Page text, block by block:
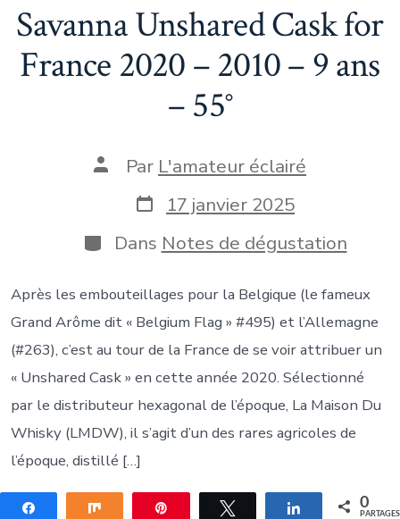
Savanna Unshared Cask for
France 2020 – 2010 – 9 ans
– 55°
Auteur
publication
Par L'amateur éclairé
Date
de
publication
17 janvier 2025
Catégories
Dans Notes de dégustation
Après les embouteillages pour la Belgique (le fameux
Grand Arôme dit « Belgium Flag » #495) et l’Allemagne
(#263), c’est au tour de la France de se voir attribuer un
« Unshared Cask » en cette année 2020. Sélectionné
par le distributeur hexagonal de l’époque, La Maison Du
Whisky (LMDW), il s’agit d’un des rares agricoles de
l’époque, distillé […]
Partagez Partagez Tweetez Partagez 0
PARTAGES